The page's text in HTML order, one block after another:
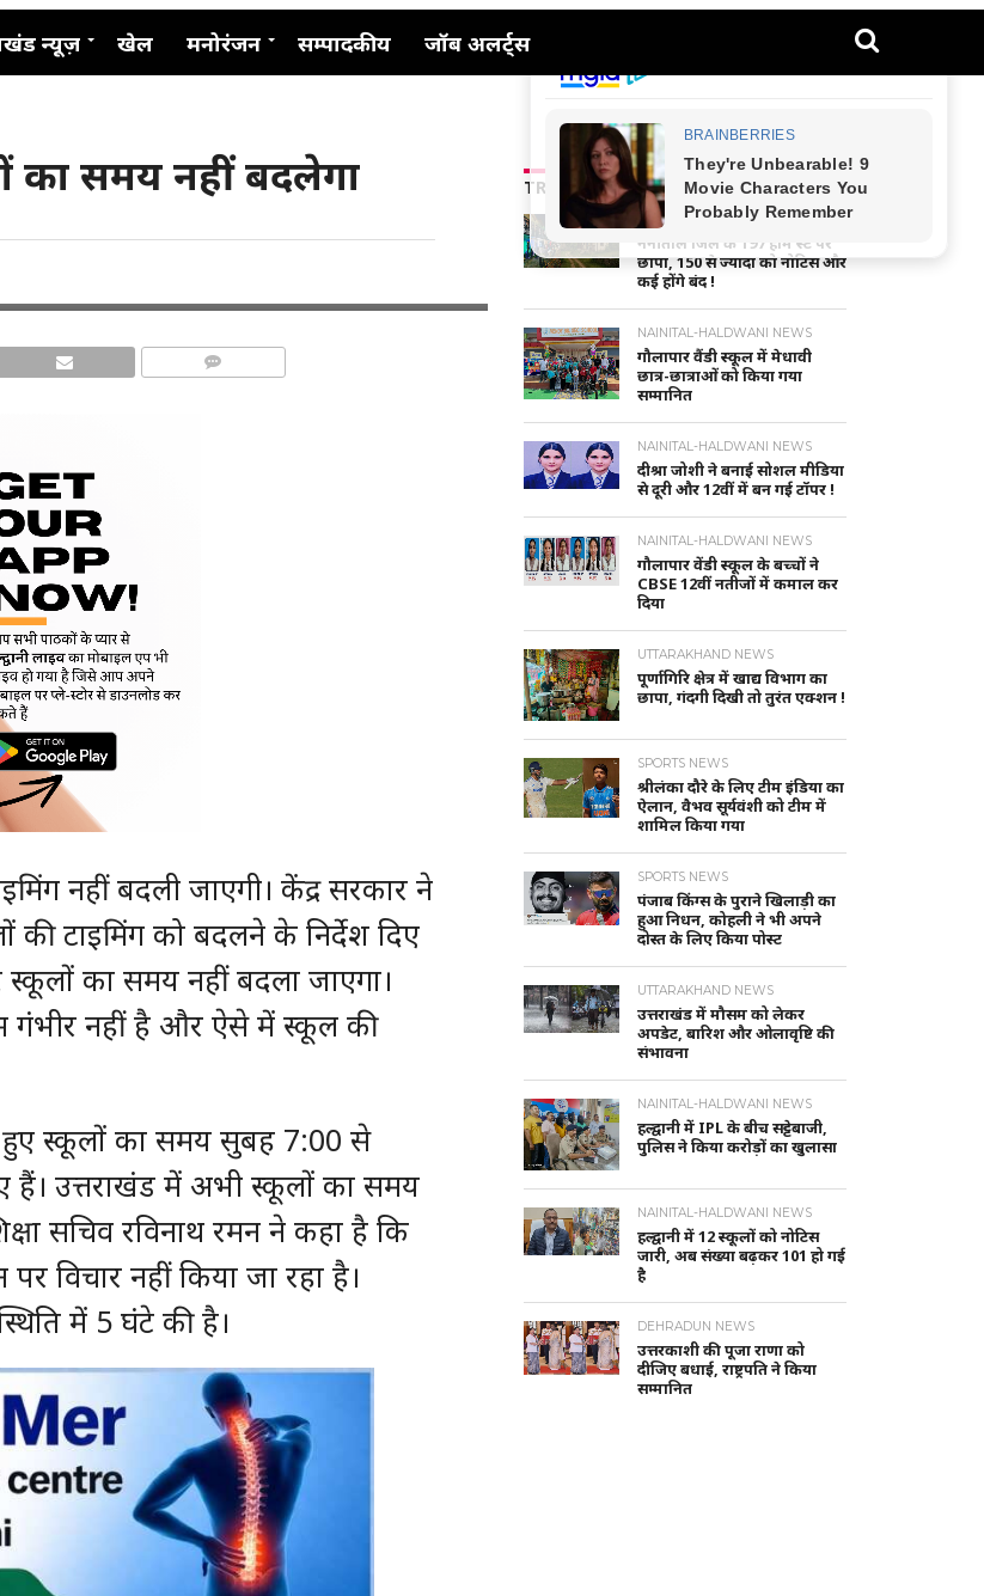
न्यूज़ खेल मनोरंजन सम्पादकीय जॉब अलर्ट्स
का समय नहीं बदलेगा
नहीं बदली जाएगी। केंद्र सरकार ने
की टाइमिंग को बदलने के निर्देश दिए
का समय नहीं बदला जाएगा।
गंभीर नहीं है और ऐसे में स्कूल की
हुए स्कूलों का समय सुबह 7:00 से
उत्तराखंड में अभी स्कूलों का समय
सचिव रविनाथ रमन ने कहा है कि
विचार नहीं किया जा रहा है।
में 5 घंटे की है।
TRENDING NEWS
UTTARAKHAND NEWS
नैनीताल जिले के 197 होम स्टे पर
छापा, 150 से ज्यादा को नोटिस और
कई होंगे बंद !
NAINITAL-HALDWANI NEWS
गौलापार वैंडी स्कूल में मेधावी
छात्र-छात्राओं को किया गया
सम्मानित
NAINITAL-HALDWANI NEWS
दीश्रा जोशी ने बनाई सोशल मीडिया
से दूरी और 12वीं में बन गई टॉपर !
NAINITAL-HALDWANI NEWS
गौलापार वेंडी स्कूल के बच्चों ने
CBSE 12वीं नतीजों में कमाल कर
दिया
UTTARAKHAND NEWS
पूर्णागिरि क्षेत्र में खाद्य विभाग का
छापा, गंदगी दिखी तो तुरंत एक्शन !
SPORTS NEWS
श्रीलंका दौरे के लिए टीम इंडिया का
ऐलान, वैभव सूर्यवंशी को टीम में
शामिल किया गया
SPORTS NEWS
पंजाब किंग्स के पुराने खिलाड़ी का
हुआ निधन, कोहली ने भी अपने
दोस्त के लिए किया पोस्ट
UTTARAKHAND NEWS
उत्तराखंड में मौसम को लेकर
अपडेट, बारिश और ओलावृष्टि की
संभावना
NAINITAL-HALDWANI NEWS
हल्द्वानी में IPL के बीच सट्टेबाजी,
पुलिस ने किया करोड़ों का खुलासा
NAINITAL-HALDWANI NEWS
हल्द्वानी में 12 स्कूलों को नोटिस
जारी, अब संख्या बढ़कर 101 हो गई
है
DEHRADUN NEWS
उत्तरकाशी की पूजा राणा को
दीजिए बधाई, राष्ट्रपति ने किया
सम्मानित